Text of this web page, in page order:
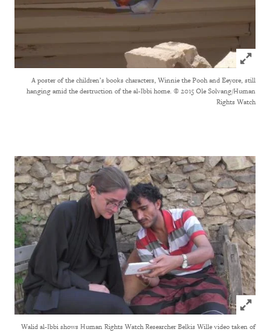
Click to expand Image
A poster of the children’s books characters, Winnie the Pooh and Eeyore, still
hanging amid the destruction of the al-Ibbi home. © 2015 Ole Solvang/Human
Rights Watch
Click to expand Image
Walid al-Ibbi shows Human Rights Watch Researcher Belkis Wille video taken of